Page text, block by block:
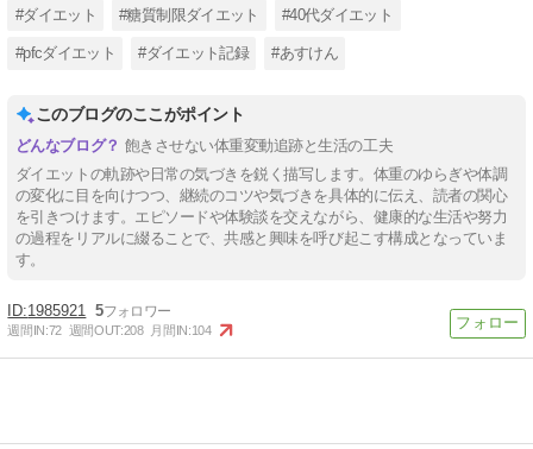
#ダイエット #糖質制限ダイエット #40代ダイエット
#pfcダイエット #ダイエット記録 #あすけん
このブログのここがポイント
飽きさせない体重変動追跡と生活の工夫
ダイエットの軌跡や日常の気づきを鋭く描写します。体重のゆらぎや体調
の変化に目を向けつつ、継続のコツや気づきを具体的に伝え、読者の関心
を引きつけます。エピソードや体験談を交えながら、健康的な生活や努力
の過程をリアルに綴ることで、共感と興味を呼び起こす構成となっていま
す。
1985921 5
週間IN:72 週間OUT:208 月間IN:104